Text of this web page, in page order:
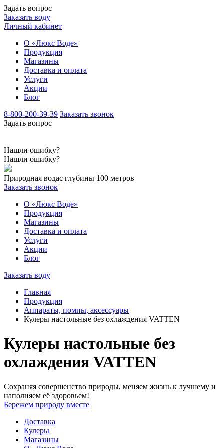
Задать вопрос
Заказать воду
Личный кабинет
О «Люкс Воде»
Продукция
Магазины
Доставка и оплата
Услуги
Акции
Блог
8-800-200-39-39 Заказать звонок
Задать вопрос
Нашли ошибку?
Нашли ошибку?
Природная водас глубины 100 метров
Заказать звонок
О «Люкс Воде»
Продукция
Магазины
Доставка и оплата
Услуги
Акции
Блог
Заказать воду
Главная
Продукция
Аппараты, помпы, аксессуары
Кулеры настольные без охлаждения VATTEN
Кулеры настольные без
охлаждения VATTEN
Сохраняя совершенство природы, меняем жизнь к лучшему и
наполняем её здоровьем!
Бережем природу вместе
Доставка
Кулеры
Магазины